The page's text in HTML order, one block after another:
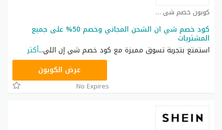
كوبون خصم شي ان كوبون
كود خصم شي ان الشحن المجاني وخصم 50% على جميع
المشتريات
استمتع بتجربة تسوق مميزة مع كود خصم شي إن اللي...أكثر
BSMONICS
عرض الكوبون
No Expires